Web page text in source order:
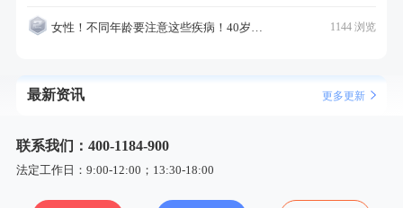
女性！不同年龄要注意这些疾病！40岁的这个疾病最需要注意！ 1144 浏览
最新资讯 更多更新
联系我们：400-1184-900
法定工作日：9:00-12:00；13:30-18:00